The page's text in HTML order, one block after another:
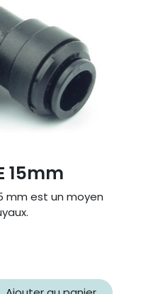
15mm
mm est un moyen